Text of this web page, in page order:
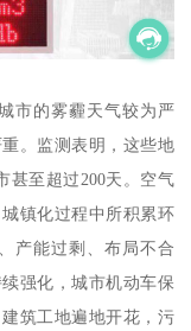
市的雾霾天气较为严
。监测表明，这些地
甚至超过200天。空气
镇化过程中所积累环
产能过剩、布局不合
强化，城市机动车保
筑工地遍地开花，污